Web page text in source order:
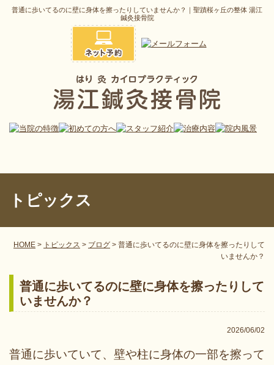
普通に歩いてるのに壁に身体を擦ったりしていませんか？｜聖蹟桜ヶ丘の整体 湯江
鍼灸接骨院
トピックス
HOME > トピックス > ブログ > 普通に歩いてるのに壁に身体を擦ったりして
いませんか？
普通に歩いてるのに壁に身体を擦ったりして
いませんか？
2026/06/02
普通に歩いていて、壁や柱に身体の一部を擦って